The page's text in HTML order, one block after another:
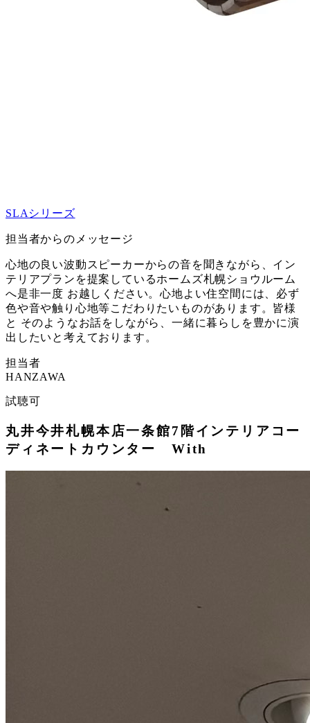
SLAシリーズ
担当者からのメッセージ
心地の良い波動スピーカーからの音を聞きながら、イン
テリアプランを提案しているホームズ札幌ショウルーム
へ是非一度 お越しください。心地よい住空間には、必ず
色や音や触り心地等こだわりたいものがあります。皆様
と そのようなお話をしながら、一緒に暮らしを豊かに演
出したいと考えております。
担当者
HANZAWA
試聴可
丸井今井札幌本店一条館7階インテリアコー
ディネートカウンター With